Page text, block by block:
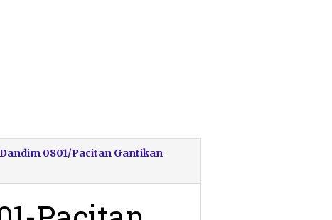
0801/Pacitan Gantikan